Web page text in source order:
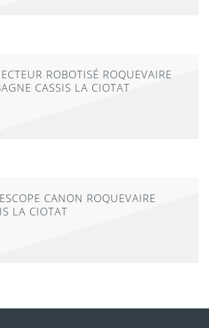
ROBOTISÉ ROQUEVAIRE
CASSIS LA CIOTAT
CANON ROQUEVAIRE
LA CIOTAT